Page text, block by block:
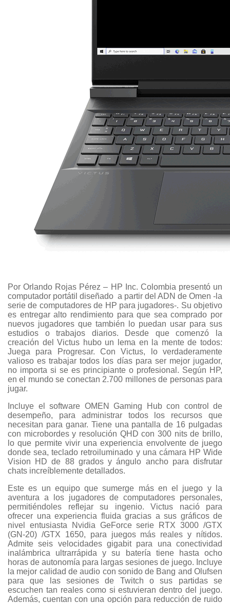
Por Orlando Rojas Pérez – HP Inc. Colombia presentó un
computador portátil diseñado a partir del ADN de Omen -la
serie de computadores de HP para jugadores-. Su objetivo
es entregar alto rendimiento para que sea comprado por
nuevos jugadores que también lo puedan usar para sus
estudios o trabajos diarios. Desde que comenzó la
creación del Victus hubo un lema en la mente de todos:
Juega para Progresar. Con Victus, lo verdaderamente
valioso es trabajar todos los días para ser mejor jugador,
no importa si se es principiante o profesional. Según HP,
en el mundo se conectan 2.700 millones de personas para
jugar.
Incluye el software OMEN Gaming Hub con control de
desempeño, para administrar todos los recursos que
necesitan para ganar. Tiene una pantalla de 16 pulgadas
con microbordes y resolución QHD con 300 nits de brillo,
lo que permite vivir una experiencia envolvente de juego
donde sea, teclado retroiluminado y una cámara HP Wide
Vision HD de 88 grados y ángulo ancho para disfrutar
chats increíblemente detallados.
Este es un equipo que sumerge más en el juego y la
aventura a los jugadores de computadores personales,
permitiéndoles reflejar su ingenio. Victus nació para
ofrecer una experiencia fluida gracias a sus gráficos de
nivel entusiasta Nvidia GeForce serie RTX 3000 /GTX
(GN-20) /GTX 1650, para juegos más reales y nítidos.
Admite seis velocidades gigabitpara una conectividad
inalámbrica ultrarrápida y su batería tiene hasta ocho
horas de autonomía para largas sesiones de juego. Incluye
la mejor calidad de audio con sonido de Bang and Olufsen
para que las sesiones de Twitch o sus partidas se
escuchen tan reales como si estuvieran dentro del juego.
Además, cuentan con una opción para reducción de ruido